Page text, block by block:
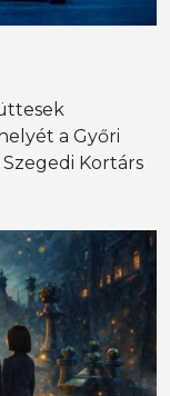
a Győri
Kortárs